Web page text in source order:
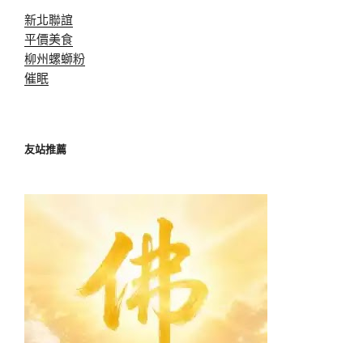
新北聯誼
平價美食
柳州螺螄粉
催眠
友站推薦